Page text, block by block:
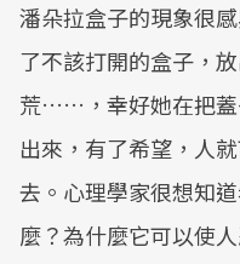
潘朵拉盒子的現象很
了不該打開的盒子，
荒……，幸好她在把蓋
出來，有了希望，人
去。心理學家很想知
麼？為什麼它可以使